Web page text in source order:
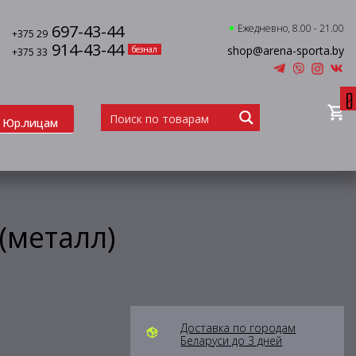
+375 29 697-43-44
+375 33 914-43-44 безнал
Ежедневно, 8.00 - 21.00
shop@arena-sporta.by
Юр.лицам
0
Доставка по городам
Беларуси до 3 дней